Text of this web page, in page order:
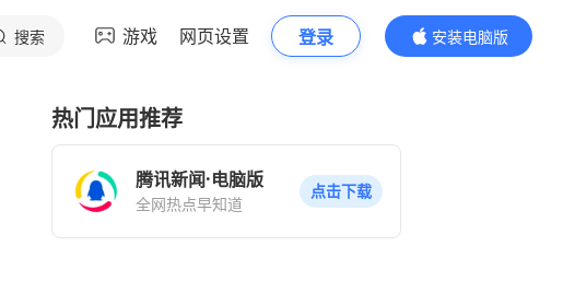
搜索 游戏 网页设置 登录
安装电脑版
内容更精彩
热门应用推荐
腾讯新闻·电脑版
全网热点早知道
点击下载